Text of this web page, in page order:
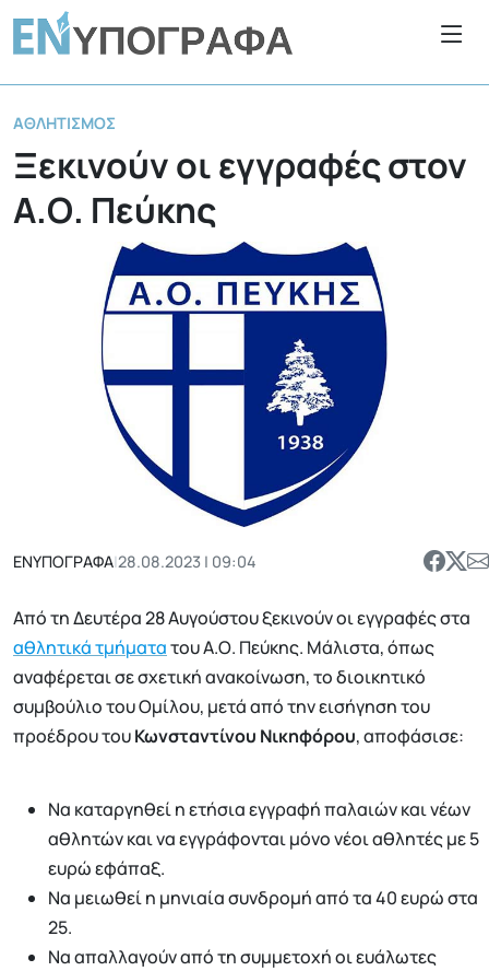
ΑΘΛΗΤΙΣΜΌΣ
Ξεκινούν οι εγγραφές στον
Α.Ο. Πεύκης
ΕΝΥΠΟΓΡΑΦΑ|28.08.2023 | 09:04
Από τη Δευτέρα 28 Αυγούστου ξεκινούν οι εγγραφές στα
αθλητικά τμήματατου Α.Ο. Πεύκης. Μάλιστα, όπως
αναφέρεται σε σχετική ανακοίνωση, το διοικητικό
συμβούλιο του Ομίλου, μετά από την εισήγηση του
προέδρου τουΚωνσταντίνου Νικηφόρου, αποφάσισε:
Να καταργηθεί η ετήσια εγγραφή παλαιών και νέων
αθλητών και να εγγράφονται μόνο νέοι αθλητές με 5
ευρώ εφάπαξ.
Να μειωθεί η μηνιαία συνδρομή από τα 40 ευρώ στα
25.
Να απαλλαγούν από τη συμμετοχή οι ευάλωτες